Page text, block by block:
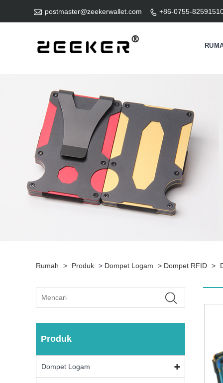
 postmaster@zeekerwallet.com  +86-0755-
Rumah > Produk > Dompet Logam > Dompet RFID >
Produk
Dompet Logam